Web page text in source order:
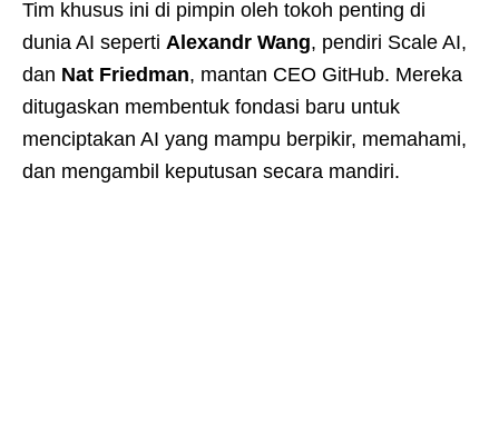
Tim khusus ini di pimpin oleh tokoh penting di
dunia AI seperti Alexandr Wang, pendiri Scale AI,
dan Nat Friedman, mantan CEO GitHub. Mereka
ditugaskan membentuk fondasi baru untuk
menciptakan AI yang mampu berpikir, memahami,
dan mengambil keputusan secara mandiri.